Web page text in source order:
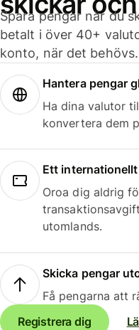
Spara pengar när du
betalt i över 40+
konto, när det behövs.
Hantera pengar
Ha dina valutor
konvertera dem
Ett
Oroa dig aldrig
utomlands.
Skicka pengar
Få pengarna att
Registrera dig